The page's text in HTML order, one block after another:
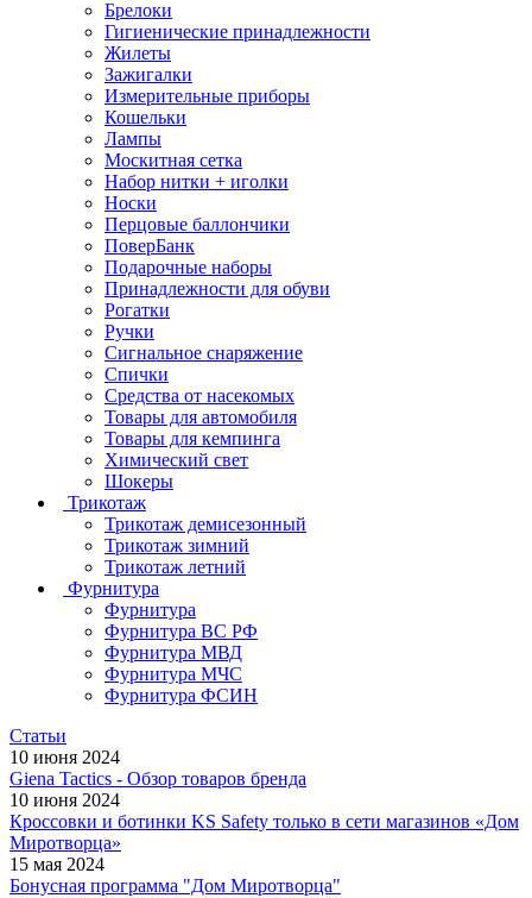
Брелоки
Гигиенические принадлежности
Жилеты
Зажигалки
Измерительные приборы
Кошельки
Лампы
Москитная сетка
Набор нитки + иголки
Носки
Перцовые баллончики
ПоверБанк
Подарочные наборы
Принадлежности для обуви
Рогатки
Ручки
Сигнальное снаряжение
Спички
Средства от насекомых
Товары для автомобиля
Товары для кемпинга
Химический свет
Шокеры
Трикотаж
Трикотаж демисезонный
Трикотаж зимний
Трикотаж летний
Фурнитура
Фурнитура
Фурнитура ВС РФ
Фурнитура МВД
Фурнитура МЧС
Фурнитура ФСИН
Статьи
10 июня 2024
Giena Tactics - Обзор товаров бренда
10 июня 2024
Кроссовки и ботинки KS Safety только в сети магазинов «Дом
Миротворца»
15 мая 2024
Бонусная программа "Дом Миротворца"